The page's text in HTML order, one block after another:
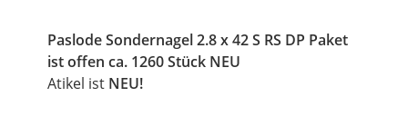
Paslode Sondernagel 2.8 x 42 S RS DP Paket
ist offen ca. 1260 Stück NEU
Atikel ist NEU!